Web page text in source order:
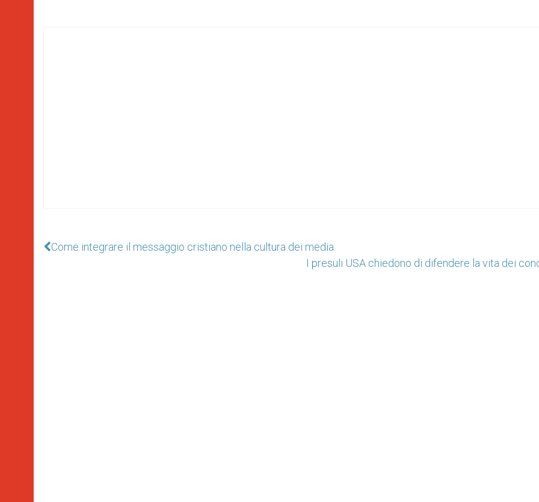
Come integrare il messaggio cristiano nella cultura dei media
I presuli USA chiedono di difendere la vita dei